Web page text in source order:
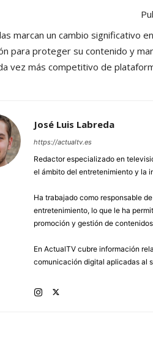
marcan un cambio significativo
para proteger su contenido y
vez más competitivo de
José Luis Labreda
https://actualtv.es
Redactor especializado en
el ámbito del entretenimiento y la
Ha trabajado como responsable
entretenimiento, lo que le ha
promoción y gestión de
En ActualTV cubre información
comunicación digital aplicadas al